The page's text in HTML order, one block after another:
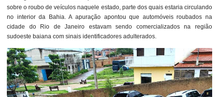
sobre o roubo de veículos naquele estado, parte dos quais estaria circulando
no interior da Bahia. A apuração apontou que automóveis roubados na
cidade do Rio de Janeiro estavam sendo comercializados na região
sudoeste baiana com sinais identificadores adulterados.